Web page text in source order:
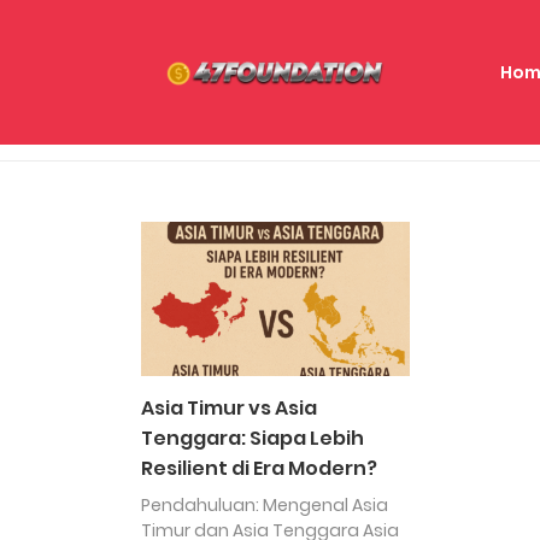
Asia Timur vs Asia
Tenggara: Siapa Lebih
Resilient di Era Modern?
Pendahuluan: Mengenal Asia
Timur dan Asia Tenggara Asia